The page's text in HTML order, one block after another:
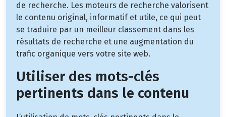
de recherche. Les moteurs de recherche valorisent
le contenu original, informatif et utile, ce qui peut
se traduire par un meilleur classement dans les
résultats de recherche et une augmentation du
trafic organique vers votre site web.
Utiliser des mots-clés
pertinents dans le contenu